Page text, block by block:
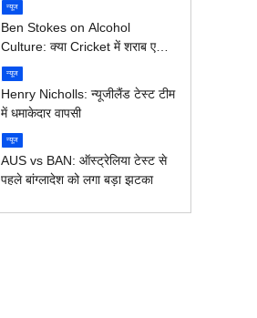
न्यूज
Ben Stokes on Alcohol
Culture: क्या Cricket में शराब एक
बड़ी समस्या है?
न्यूज
Henry Nicholls: न्यूजीलैंड टेस्ट टीम
में धमाकेदार वापसी
न्यूज
AUS vs BAN: ऑस्ट्रेलिया टेस्ट से
पहले बांग्लादेश को लगा बड़ा झटका